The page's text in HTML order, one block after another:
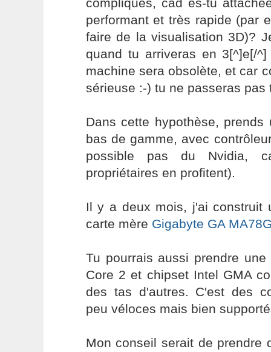
performant et très rapide (par
faire de la visualisation 3D)?
quand tu arriveras en 3[^]e[/
machine sera obsolète, et car
sérieuse :-) tu ne passeras pas
Dans cette hypothèse,
bas de gamme, avec
possible pas du Nvidia,
propriétaires en profitent).
Il y a deux mois, j'ai construit
carte mère Gigabyte GA
Tu pourrais aussi prendre
Core 2 et chipset Intel GMA
des tas d'autres. C'est des
peu véloces mais bien
Mon conseil serait de prendre